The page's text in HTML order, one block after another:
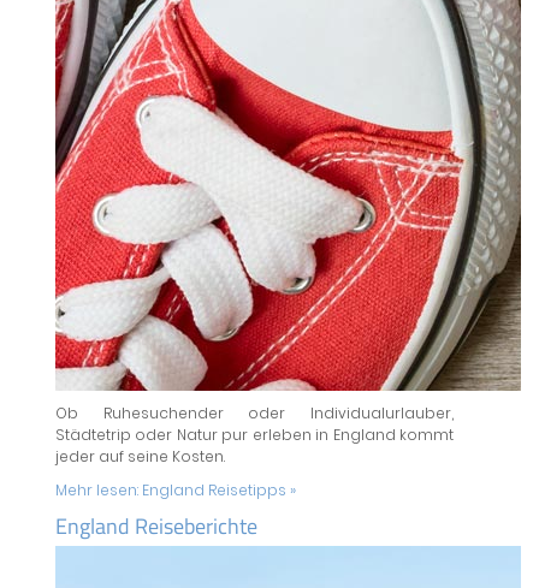
Ob Ruhesuchender oder Individualurlauber,
Städtetrip oder Natur pur erleben in England kommt
jeder auf seine Kosten.
Mehr lesen: England Reisetipps »
England Reiseberichte